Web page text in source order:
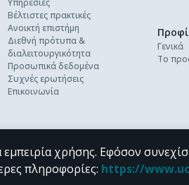
Υπηρεσίες
Βέλτιστες πρακτικές
Ανοικτή επιστήμη
Διεθνή πρότυπα &
διαλειτουργικότητα
Προσωπικά δεδομένα
Συχνές ερωτήσεις
Επικοινωνία
Γενικά
Το
χρήσης. Εφόσον
πληροφορίες: https://